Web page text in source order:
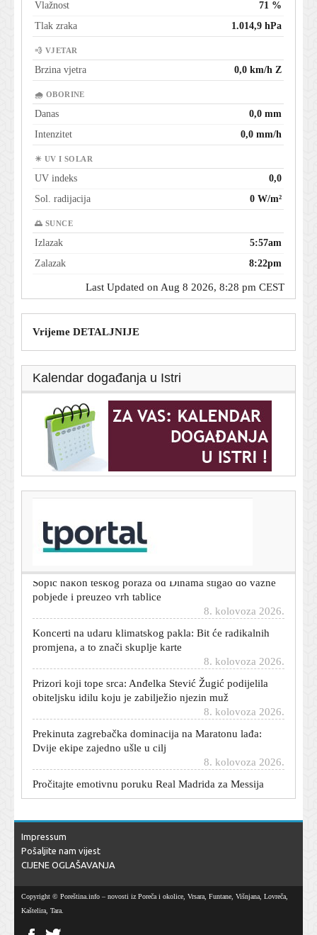
Vlažnost
71 %
Tlak zraka
1.014,9 hPa
💨 VJETAR
Brzina vjetra 0,0 km/h Z
🌧 OBORINE
Danas
0,0 mm
Intenzitet
0,0 mm/h
☀ UV I SOLAR
UV indeks
0,0
Sol. radijacija
0 W/m²
🌅 SUNCE
Izlazak
5:57am
Zalazak
8:22pm
Last Updated on Aug 8 2026, 8:28 pm CEST
Vrijeme DETALJNIJE
Kalendar događanja u Istri
T-portal.hr
finale Svjetskog prvenstva
pobjede i preuzeo vrh tablice
Koncerti na udaru klimatskog pakla: Bit će radikalnih
promjena, a to znači skuplje karte
Prizori koji tope srca: Anđelka Stević Žugić podijelila
obiteljsku idilu koju je zabilježio njezin muž
8. kolovoza 2026.
Prekinuta zagrebačka dominacija na Maratonu lađa:
Dvije ekipe zajedno ušle u cilj
Pročitajte emotivnu poruku Real Madrida za Messija
nakon što mu je preminuo otac
8. kolovoza 2026.
Dosadila vam je obična voda? Uz ovo ćete je pretvoriti
u luksuzni 'spa' napitak prepun vitamina
Butković razgovarao sa strojovođom: 'Pred mirovinom
je, izbjegao je smrt'
8. kolovoza 2026.
Impressum
Pošaljite nam vijest
CIJENE OGLAŠAVANJA
Copyright © Poreština.info – novosti iz Poreča i okolice, Vrsara, Funtane, Višnjana, Lovreča,
Kaštelira, Tara.